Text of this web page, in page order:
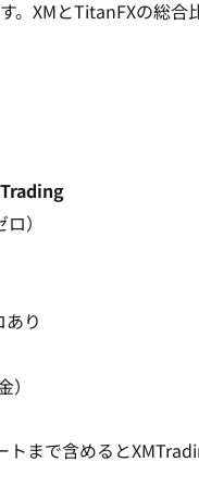
。XMとTitanFXの総合
）
り
まで含めると